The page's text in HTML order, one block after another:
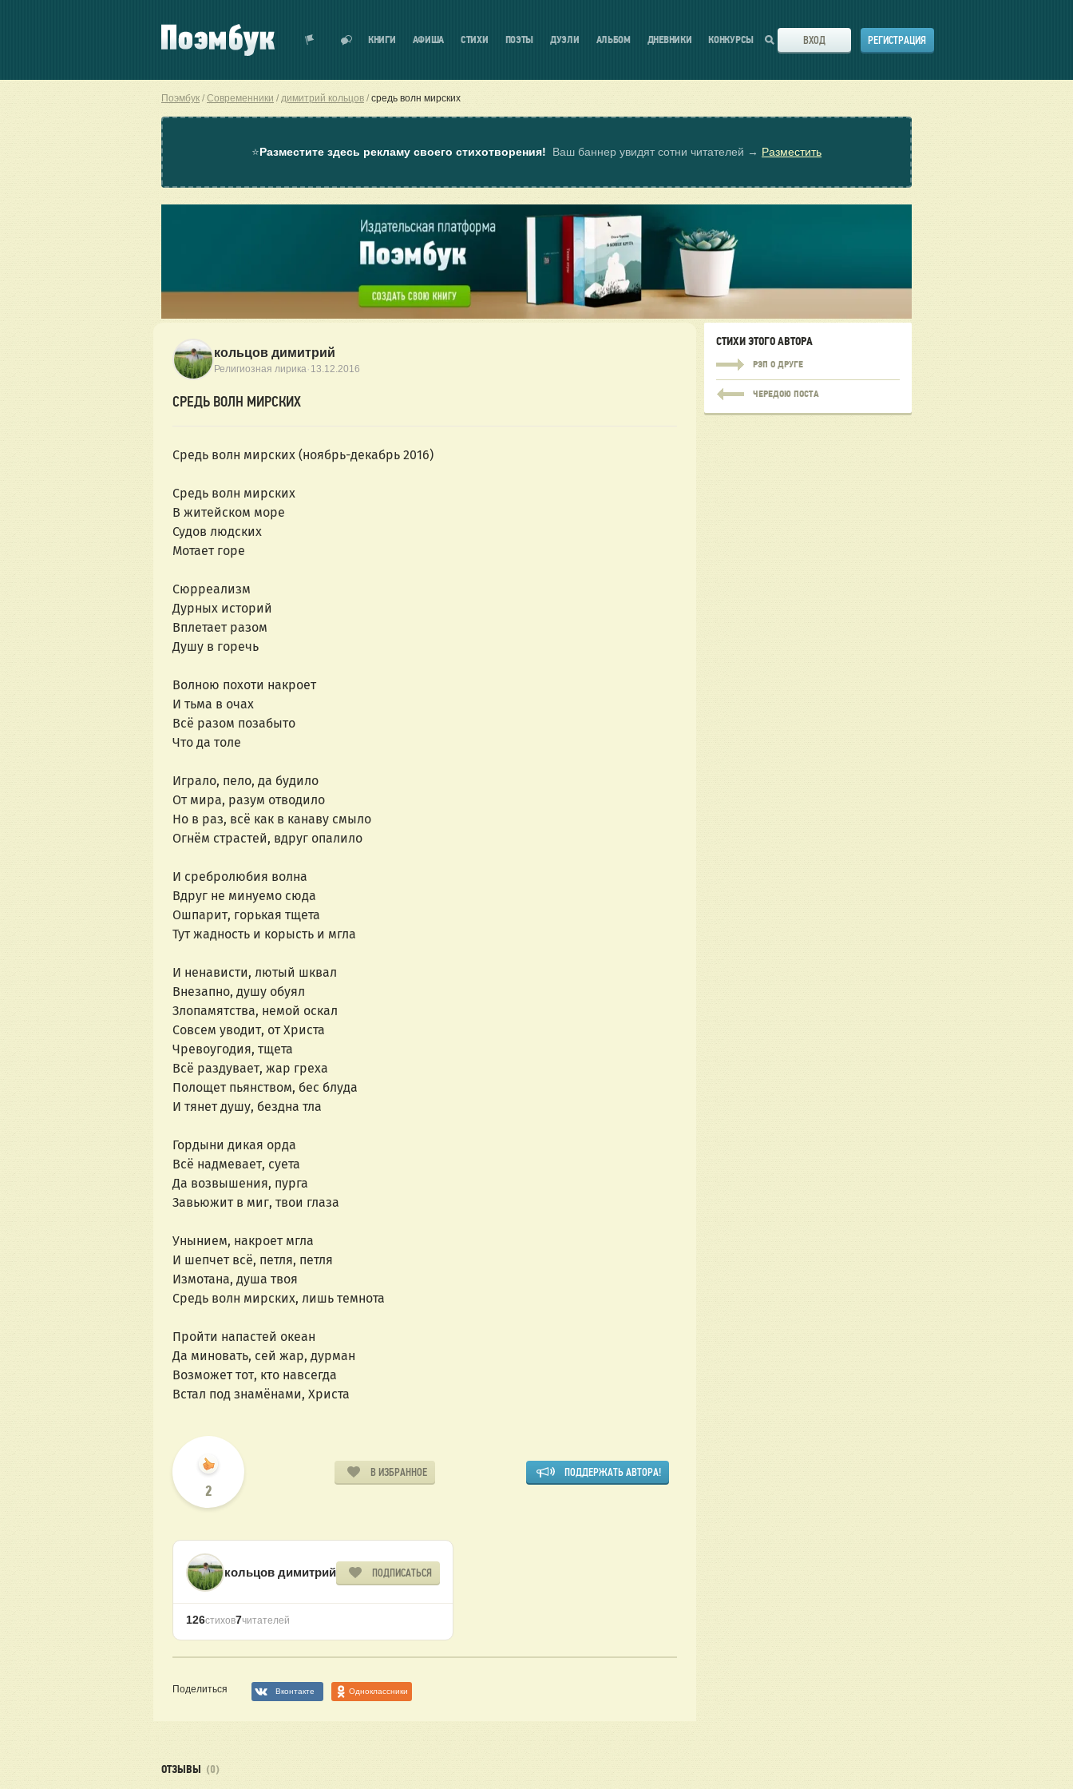
КНИГИ АФИША СТИХИ ПОЭТЫ ДУЭЛИ АЛЬБОМ ДНЕВНИКИ КОНКУРСЫ ВХОД РЕГИСТРАЦИЯ
Поэмбук Современники димитрий кольцов средь волн мирских
⭐Разместите здесь рекламу своего стихотворения! Ваш баннер увидят сотни читателей → Разместить
кольцов димитрий
Религиозная лирика· 13.12.2016
СРЕДЬ ВОЛН МИРСКИХ
Средь волн мирских (ноябрь-декабрь 2016)
Средь волн мирских
В житейском море
Судов людских
Мотает горе
Сюрреализм
Дурных историй
Вплетает разом
Душу в горечь
Волною похоти накроет
И тьма в очах
Всё разом позабыто
Что да толе
Играло, пело, да будило
От мира, разум отводило
Но в раз, всё как в канаву смыло
Огнём страстей, вдруг опалило
И сребролюбия волна
Вдруг не минуемо сюда
Ошпарит, горькая тщета
Тут жадность и корысть и мгла
И ненависти, лютый шквал
Внезапно, душу обуял
Злопамятства, немой оскал
Совсем уводит, от Христа
Чревоугодия, тщета
Всё раздувает, жар греха
Полощет пьянством, бес блуда
И тянет душу, бездна тла
Гордыни дикая орда
Всё надмевает, суета
Да возвышения, пурга
Завьюжит в миг, твои глаза
Унынием, накроет мгла
И шепчет всё, петля, петля
Измотана, душа твоя
Средь волн мирских, лишь темнота
Пройти напастей океан
Да миновать, сей жар, дурман
Возможет тот, кто навсегда
Встал под знамёнами, Христа
2
В ИЗБРАННОЕ ПОДДЕРЖАТЬ АВТОРА!
кольцов димитрий ПОДПИСАТЬСЯ
126стихов7читателей
Поделиться Вконтакте Одноклассники
СТИХИ ЭТОГО АВТОРА
РЭП О ДРУГЕ
ЧЕРЕДОЮ ПОСТА
ОТЗЫВЫ (0)